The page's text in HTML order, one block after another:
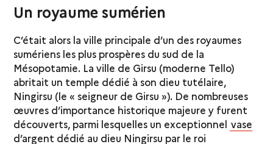
Un royaume sumérien
C’était alors la ville principale d’un des royaumes
sumériens les plus prospères du sud de la
Mésopotamie. La ville de Girsu (moderne Tello)
abritait un temple dédié à son dieu tutélaire,
Ningirsu (le « seigneur de Girsu »). De nombreuses
œuvres d’importance historique majeure y furent
découverts, parmi lesquelles un exceptionnel vase
d’argent dédié au dieu Ningirsu par le roi